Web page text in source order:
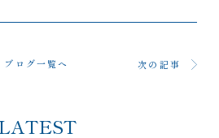
ブログ一覧へ 次の記事